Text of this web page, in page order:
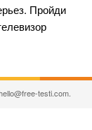
Пройди
testi.com.